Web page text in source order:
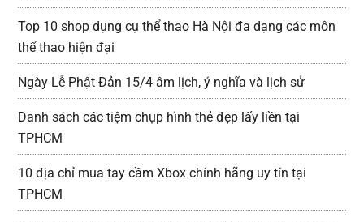
Top 10 shop dụng cụ thể thao Hà Nội đa dạng các môn
thể thao hiện đại
Ngày Lễ Phật Đản 15/4 âm lịch, ý nghĩa và lịch sử
Danh sách các tiệm chụp hình thẻ đẹp lấy liền tại
TPHCM
10 địa chỉ mua tay cầm Xbox chính hãng uy tín tại
TPHCM